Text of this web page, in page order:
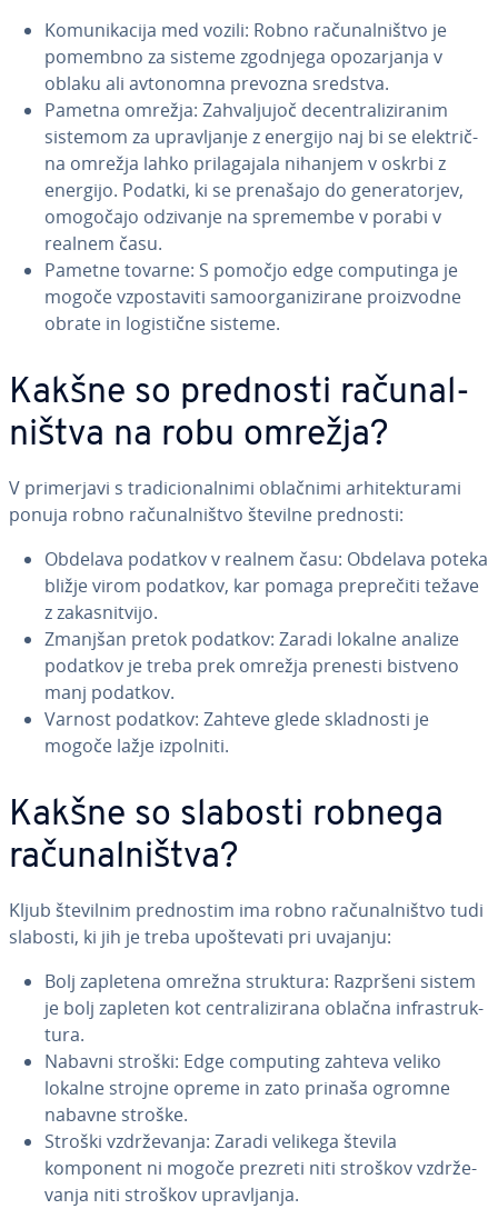
Ko­mu­ni­ka­ci­ja med vozili: Robno ra­ču­nal­ni­štvo je
pomembno za sisteme zgodnjega opo­zar­ja­nja v
oblaku ali avtonomna prevozna sredstva.
Pametna omrežja: Za­hva­lju­joč de­cen­tra­li­zi­ra­nim
sistemom za upra­vlja­nje z energijo naj bi se ele­k­trič­
na omrežja lahko pri­la­ga­ja­la nihanjem v oskrbi z
energijo. Podatki, ki se prenašajo do ge­ne­ra­tor­jev,
omogočajo odzivanje na spremembe v porabi v
realnem času.
Pametne tovarne: S pomočjo edge com­pu­tin­ga je
mogoče vzpo­sta­vi­ti sa­mo­or­ga­ni­zi­ra­ne pro­i­zvo­dne
obrate in lo­gi­stič­ne sisteme.
Kakšne so prednosti ra­ču­nal­
ni­štva na robu omrežja?
V pri­mer­ja­vi s tra­di­ci­o­nal­ni­mi oblačnimi ar­hi­tek­tu­ra­mi
ponuja robno ra­ču­nal­ni­štvo številne prednosti:
Obdelava podatkov v realnem času: Obdelava poteka
bližje virom podatkov, kar pomaga pre­pre­či­ti težave
z za­ka­sni­tvi­jo.
Zmanjšan pretok podatkov: Zaradi lokalne analize
podatkov je treba prek omrežja prenesti bistveno
manj podatkov.
Varnost podatkov: Zahteve glede skla­dno­sti je
mogoče lažje izpolniti.
Kakšne so slabosti robnega
ra­ču­nal­ni­štva?
Kljub številnim pred­no­stim ima robno ra­ču­nal­ni­štvo tudi
slabosti, ki jih je treba upo­šte­va­ti pri uvajanju:
Bolj zapletena omrežna struktura: Razpršeni sistem
je bolj zapleten kot cen­tra­li­zi­ra­na oblačna in­fra­struk­
tu­ra.
Nabavni stroški: Edge computing zahteva veliko
lokalne strojne opreme in zato prinaša ogromne
nabavne stroške.
Stroški vzdr­že­va­nja: Zaradi velikega števila
komponent ni mogoče prezreti niti stroškov vzdr­že­
va­nja niti stroškov upra­vlja­nja.